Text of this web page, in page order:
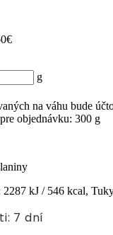
g
na váhu bude
objednávku: 300 g
2287 kJ / 546 kcal,
7 dní